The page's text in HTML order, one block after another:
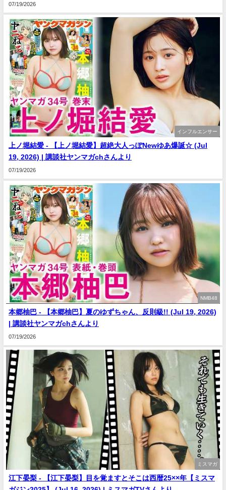
07/19/2026
インフルエンサー
上ノ堀結愛 - 【上ノ堀結愛】超絶大人っぽNewゆあ爆誕☆ (Jul
19, 2026) | 講談社ヤンマガchさんより
07/19/2026
NMB48
本郷柚巴 - 【本郷柚巴】夏のゆずちゃん、反則級!! (Jul 19, 2026)
| 講談社ヤンマガchさんより
07/19/2026
ミスマガ
江下晏梨 - 【江下晏梨】目を覚ますとそこは西暦25××年【ミスマ